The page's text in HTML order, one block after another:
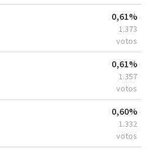
0,61%
1.373
votos
0,61%
1.357
votos
0,60%
1.332
votos